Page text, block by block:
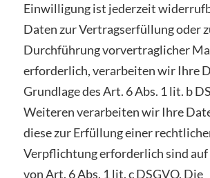
Einwilligung ist jederzeit
Daten zur Vertragserfüllung oder
Durchführung vorvertraglicher
erforderlich, verarbeiten wir Ihre
Grundlage des Art. 6 Abs. 1 lit. b
Weiteren verarbeiten wir Ihre
diese zur Erfüllung einer
Verpflichtung erforderlich sind auf
von Art. 6 Abs. 1 lit. c DSGVO. Die